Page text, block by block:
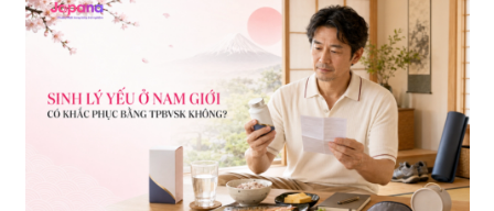
Tẩy tế bào chết Nichiei Bussan
Nano NMN+ Peeling Gel
1.490.000 đ
Viên uống hỗ trợ bền thành
mạch, ngừa tai biến Elastin Plus
& Nattokinase Hokoen 80 viên
|0
980.000 đ